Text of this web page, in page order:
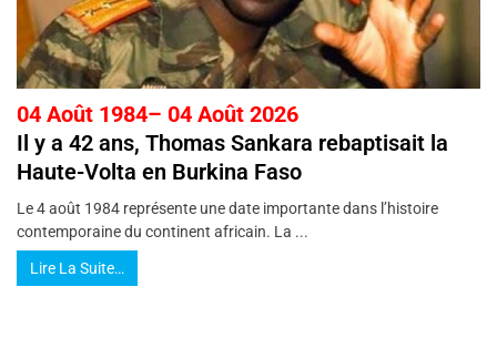
04 Août 1984– 04 Août 2026
Il y a 42 ans, Thomas Sankara rebaptisait la
Haute-Volta en Burkina Faso
Le 4 août 1984 représente une date importante dans l’histoire
contemporaine du continent africain. La ...
Lire La Suite…